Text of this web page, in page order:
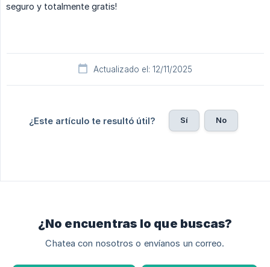
seguro y totalmente gratis!
Actualizado el: 12/11/2025
¿Este artículo te resultó útil? Sí No
¿No encuentras lo que buscas?
Chatea con nosotros o envíanos un correo.